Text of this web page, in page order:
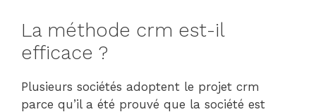
La méthode crm est-il
efficace ?
Plusieurs sociétés adoptent le projet crm
parce qu’il a été prouvé que la société est